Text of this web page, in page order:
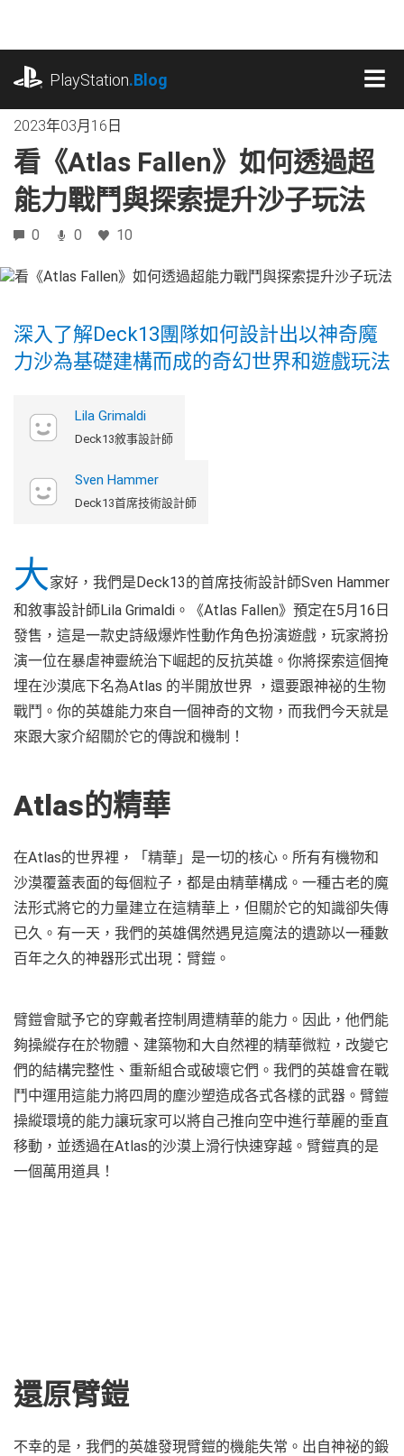
內
PlayStation.Blog
2023年03月16日
看《Atlas Fallen》如何透過超
能力戰鬥與探索提升沙子玩法
0 0 10
深入了解Deck13團隊如何設計出以神奇魔
力沙為基礎建構而成的奇幻世界和遊戲玩法
Lila Grimaldi
Deck13敘事設計師
Sven Hammer
Deck13首席技術設計師
大家好，我們是Deck13的首席技術設計師Sven Hammer
和敘事設計師Lila Grimaldi。《Atlas Fallen》預定在5月16日
發售，這是一款史詩級爆炸性動作角色扮演遊戲，玩家將扮
演一位在暴虐神靈統治下崛起的反抗英雄。你將探索這個掩
埋在沙漠底下名為Atlas 的半開放世界 ，還要跟神祕的生物
戰鬥。你的英雄能力來自一個神奇的文物，而我們今天就是
來跟大家介紹關於它的傳說和機制！
Atlas的精華
在Atlas的世界裡，「精華」是一切的核心。所有有機物和
沙漠覆蓋表面的每個粒子，都是由精華構成。一種古老的魔
法形式將它的力量建立在這精華上，但關於它的知識卻失傳
已久。有一天，我們的英雄偶然遇見這魔法的遺跡以一種數
百年之久的神器形式出現：臂鎧。
臂鎧會賦予它的穿戴者控制周遭精華的能力。因此，他們能
夠操縱存在於物體、建築物和大自然裡的精華微粒，改變它
們的結構完整性、重新組合或破壞它們。我們的英雄會在戰
鬥中運用這能力將四周的塵沙塑造成各式各樣的武器。臂鎧
操縱環境的能力讓玩家可以將自己推向空中進行華麗的垂直
移動，並透過在Atlas的沙漠上滑行快速穿越。臂鎧真的是
一個萬用道具！
還原臂鎧
不幸的是，我們的英雄發現臂鎧的機能失常。出自神祕的鍛